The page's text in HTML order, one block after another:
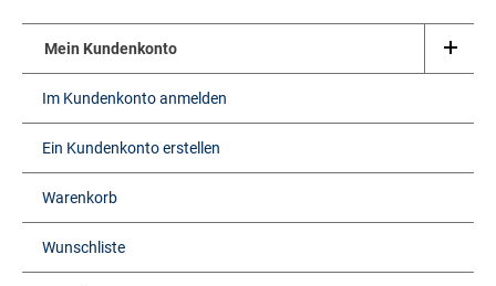
Mein Kundenkonto
Im Kundenkonto anmelden
Ein Kundenkonto erstellen
Warenkorb
Wunschliste